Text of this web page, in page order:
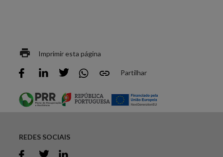
Imprimir esta página
Partilhar
REDES SOCIAIS